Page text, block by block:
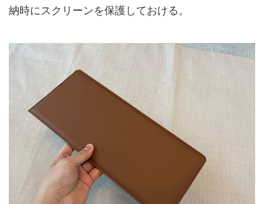
納時にスクリーンを保護しておける。